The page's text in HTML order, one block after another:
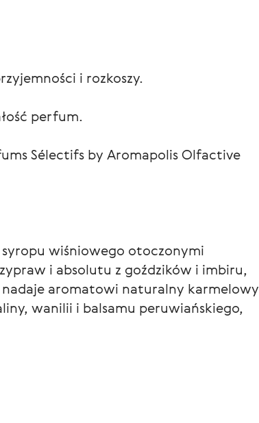
i rozkoszy.
perfum.
Sélectifs by Aromapolis Olfactive
wiśniowego otoczonymi
i absolutu z goździków i imbiru,
aromatowi naturalny karmelowy
wanilii i balsamu peruwiańskiego,